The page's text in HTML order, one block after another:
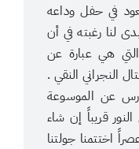
في حفل وداعه
لنا رغبته في أن
هي عبارة عن
النجراني النقي .
فارس عن الموسوعة
قريباً إن شاء
اختتمنا جولتنا